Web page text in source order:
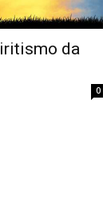
da
0